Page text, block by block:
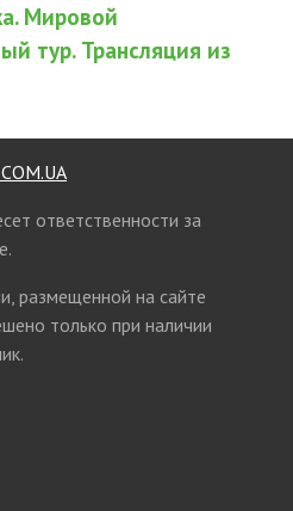
Мировой
тур. Трансляция из
ответственности за
размещенной на сайте
только при наличии